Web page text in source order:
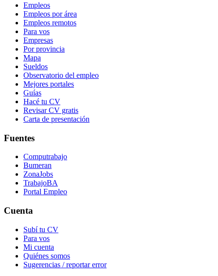
Empleos
Empleos por área
Empleos remotos
Para vos
Empresas
Por provincia
Mapa
Sueldos
Observatorio del empleo
Mejores portales
Guías
Hacé tu CV
Revisar CV gratis
Carta de presentación
Fuentes
Computrabajo
Bumeran
ZonaJobs
TrabajoBA
Portal Empleo
Cuenta
Subí tu CV
Para vos
Mi cuenta
Quiénes somos
Sugerencias / reportar error